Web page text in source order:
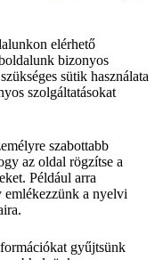
elérhető
bizonyos
sütik használata
szolgáltatásokat
szabottabb
az oldal rögzítse a
Például arra
a nyelvi
gyűjtsünk